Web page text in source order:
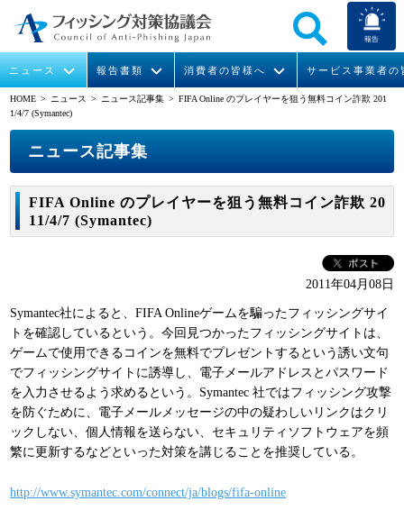
報告
ニュース
イベント
報告書類
月次報告書
消費者の皆様へ
フィッシングの報告
サービス事業者の
STOP. THINK. CONNECT.
運営委員紹介
メンバー
入会案内
パンフレット
HOME > ニュース > ニュース記事集 > FIFA Online のプレイヤーを狙う無料コイン詐欺 201
1/4/7 (Symantec)
ニュース記事集
FIFA Online のプレイヤーを狙う無料コイン詐欺 20
11/4/7 (Symantec)
2011年04月08日
Symantec社によると、FIFA Onlineゲームを騙ったフィッシングサイ
トを確認しているという。今回見つかったフィッシングサイトは、
ゲームで使用できるコインを無料でプレゼントするという誘い文句
でフィッシングサイトに誘導し、電子メールアドレスとパスワード
を入力させるよう求めるという。Symantec 社ではフィッシング攻撃
を防ぐために、電子メールメッセージの中の疑わしいリンクはクリ
ックしない、個人情報を送らない、セキュリティソフトウェアを頻
繁に更新するなどといった対策を講じることを推奨している。
http://www.symantec.com/connect/ja/blogs/fifa-online